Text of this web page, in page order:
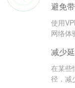
避免
使用
网络体
减少
在某些
径，减